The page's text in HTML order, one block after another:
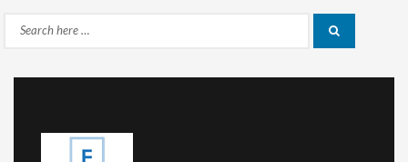
Search